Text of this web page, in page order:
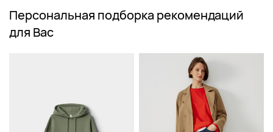
Персональная подборка рекомендаций
для Вас